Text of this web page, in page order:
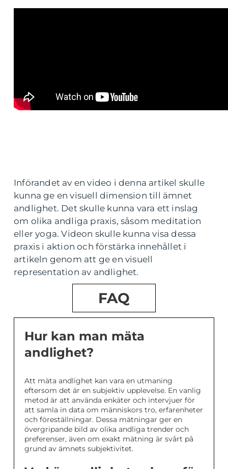
Införandet av en video i denna artikel skulle
kunna ge en visuell dimension till ämnet
andlighet. Det skulle kunna vara ett inslag
om olika andliga praxis, såsom meditation
eller yoga. Videon skulle kunna visa dessa
praxis i aktion och förstärka innehållet i
artikeln genom att ge en visuell
representation av andlighet.
FAQ
Hur kan man mäta
andlighet?
Att mäta andlighet kan vara en utmaning
eftersom det är en subjektiv upplevelse. En vanlig
metod är att använda enkäter och intervjuer för
att samla in data om människors tro, erfarenheter
och föreställningar. Dessa mätningar ger en
övergripande bild av olika andliga trender och
preferenser, även om exakt mätning är svårt på
grund av ämnets subjektivitet.